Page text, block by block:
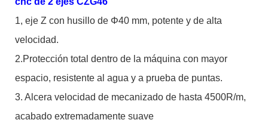
1, eje Z con husillo de Φ40 mm, potente y de alta
velocidad.
2.Protección total dentro de la máquina con mayor
espacio, resistente al agua y a prueba de puntas.
3. Alcera velocidad de mecanizado de hasta 4500R/m,
acabado extremadamente suave